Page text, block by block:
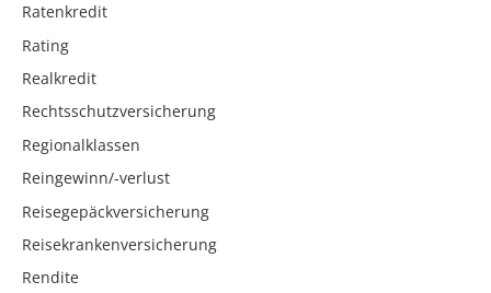
Ratenkredit
Rating
Realkredit
Rechtsschutzversicherung
Regionalklassen
Reingewinn/-verlust
Reisegepäckversicherung
Reisekrankenversicherung
Rendite